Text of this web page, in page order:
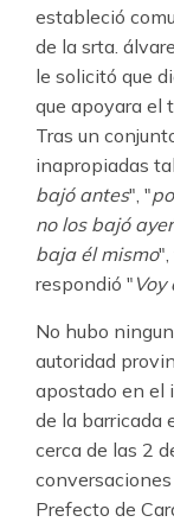
estableció
de la srta.
le solicitó que
que apoyara el
Tras un
inapropiadas
bajó antes", "
no los bajó ayer
baja él mismo
respondió " Voy
No hubo
autoridad
apostado en el
de la barricada
cerca de las 2
Prefecto de